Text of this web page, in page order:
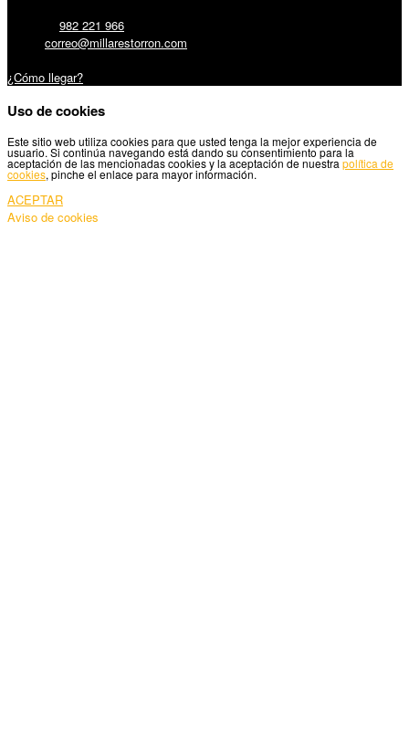
982 221 966
correo@millarestorron.com
¿Cómo llegar?
Uso de cookies
Este sitio web utiliza cookies para que usted tenga la mejor experiencia de
usuario. Si continúa navegando está dando su consentimiento para la
aceptación de las mencionadas cookies y la aceptación de nuestra política de
cookies, pinche el enlace para mayor información.
ACEPTAR
Aviso de cookies